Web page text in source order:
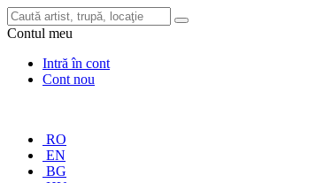
Contul meu
Intră în cont
Cont nou
RO
EN
BG